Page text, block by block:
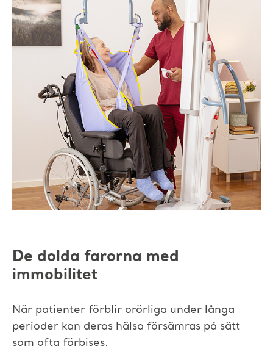
De dolda farorna med
immobilitet
När patienter förblir orörliga under långa
perioder kan deras hälsa försämras på sätt
som ofta förbises.